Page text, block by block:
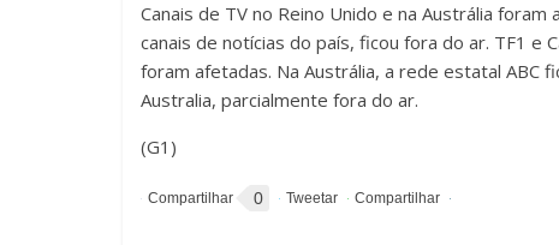
Canais de TV no Reino Unido e na Austrália
canais de notícias do país, ficou fora do ar. TF1 e
foram afetadas. Na Austrália, a rede estatal ABC
Australia, parcialmente fora do ar.
(G1)
0